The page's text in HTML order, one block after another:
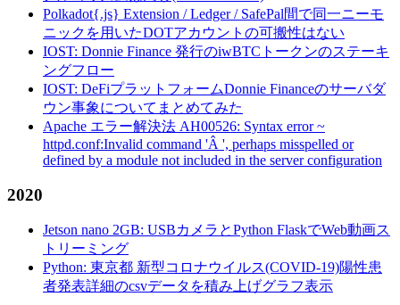
Polkadot{.js} Extension / Ledger / SafePal間で同一ニーモ
ニックを用いたDOTアカウントの可搬性はない
IOST: Donnie Finance 発行のiwBTCトークンのステーキ
ングフロー
IOST: DeFiプラットフォームDonnie Financeのサーバダ
ウン事象についてまとめてみた
Apache エラー解決法 AH00526: Syntax error ~
httpd.conf:Invalid command 'Â ', perhaps misspelled or
defined by a module not included in the server configuration
2020
Jetson nano 2GB: USBカメラとPython FlaskでWeb動画ス
トリーミング
Python: 東京都 新型コロナウイルス(COVID-19)陽性患
者発表詳細のcsvデータを積み上げグラフ表示